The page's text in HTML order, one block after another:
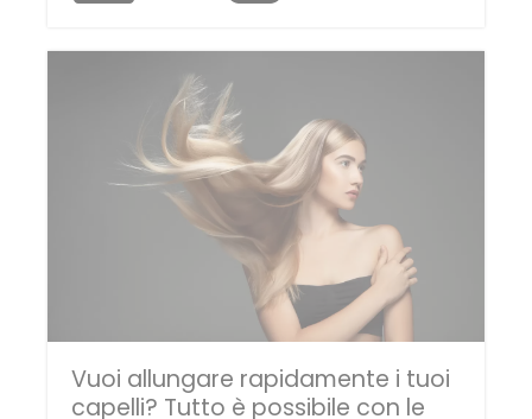
Vuoi allungare rapidamente i tuoi
capelli? Tutto è possibile con le